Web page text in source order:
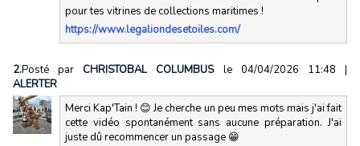
pour tes vitrines de collections maritimes !
https://www.legaliondesetoiles.com/
2.Posté parCHRISTOBAL COLUMBUS le 04/04/2026 11:48|
ALERTER
Merci Kap'Tain ! 😊 Je cherche un peu mes mots mais j'ai fait
cette vidéo spontanément sans aucune préparation. J'ai
juste dû recommencer un passage 😁